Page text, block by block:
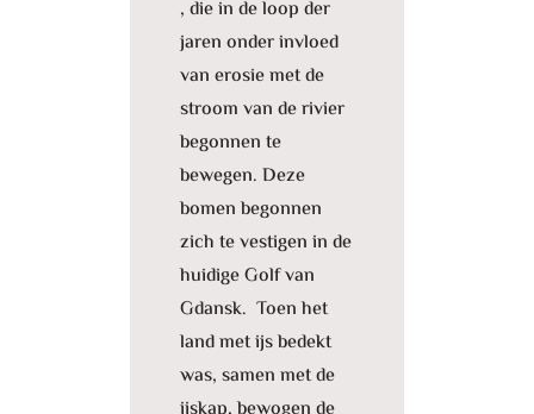
, die in de loop der
jaren onder invloed
van erosie met de
stroom van de rivier
begonnen te
bewegen. Deze
bomen begonnen
zich te vestigen in de
huidige Golf van
Gdansk. Toen het
land met ijs bedekt
was, samen met de